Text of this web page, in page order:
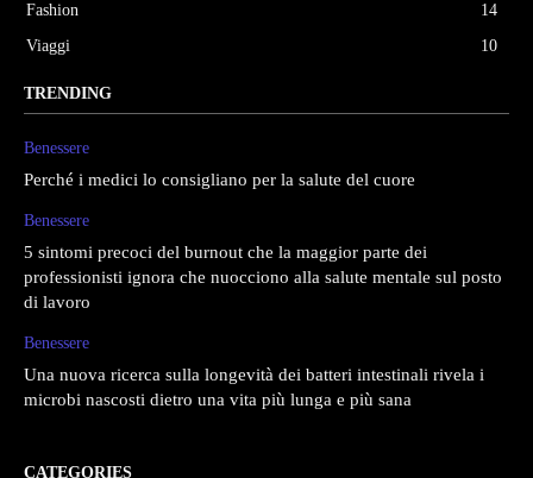
Fashion
14
Viaggi
10
TRENDING
Benessere
Perché i medici lo consigliano per la salute del cuore
Benessere
5 sintomi precoci del burnout che la maggior parte dei
professionisti ignora che nuocciono alla salute mentale sul posto
di lavoro
Benessere
Una nuova ricerca sulla longevità dei batteri intestinali rivela i
microbi nascosti dietro una vita più lunga e più sana
CATEGORIES